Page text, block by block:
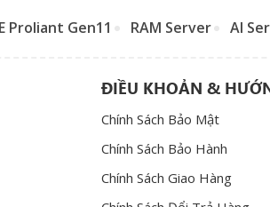
Proliant Gen11 RAM Server AI
ĐIỀU KHOẢN &
Chính Sách Bảo Mật
Chính Sách Bảo Hành
Chính Sách Giao Hàng